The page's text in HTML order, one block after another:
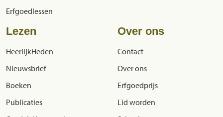
Erfgoedlessen
Lezen
HeerlijkHeden
Nieuwsbrief
Boeken
Publicaties
Over ons
Contact
Over ons
Erfgoedprijs
Lid worden